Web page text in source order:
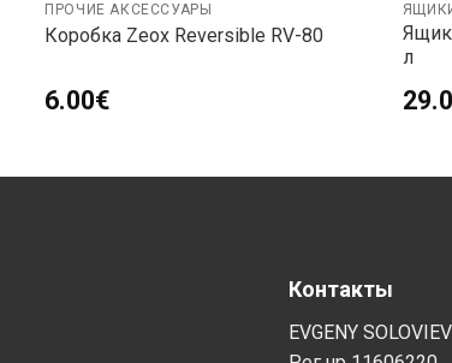
ПРОЧИЕ АКСЕССУАРЫ
Коробка Zeox Reversible RV-80
6.00€
л
Контакты
EVGENY